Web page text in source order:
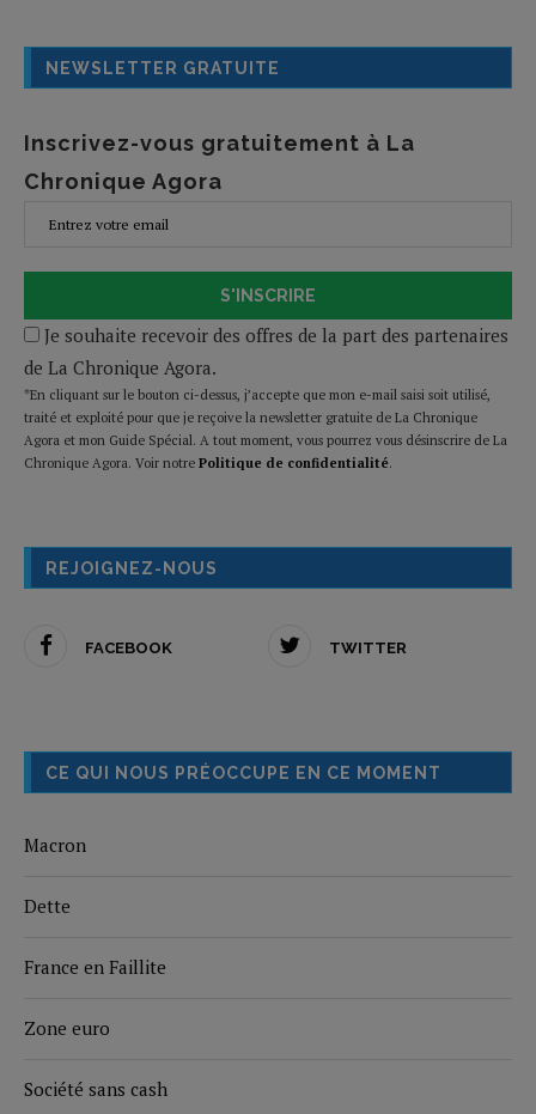
NEWSLETTER GRATUITE
Inscrivez-vous gratuitement à La
Chronique Agora
S'INSCRIRE
Je souhaite recevoir des offres de la part des partenaires
de La Chronique Agora.
*En cliquant sur le bouton ci-dessus, j’accepte que mon e-mail saisi soit utilisé,
traité et exploité pour que je reçoive la newsletter gratuite de La Chronique
Agora et mon Guide Spécial. A tout moment, vous pourrez vous désinscrire de La
Chronique Agora. Voir notre Politique de confidentialité.
REJOIGNEZ-NOUS
FACEBOOK TWITTER
CE QUI NOUS PRÉOCCUPE EN CE MOMENT
Macron
Dette
France en Faillite
Zone euro
Société sans cash